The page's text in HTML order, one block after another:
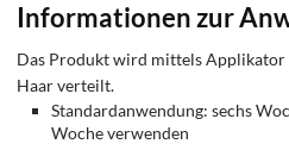
Informationen zur
Das Produkt wird mittels
Haar verteilt.
Standardanwendung: sechs
Woche verwenden